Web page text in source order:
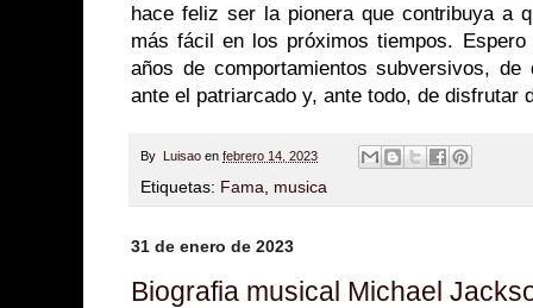
hace feliz ser la pionera que contribuya a
más fácil en los próximos tiempos.
años de comportamientos subversivos,
ante el patriarcado y, ante todo, de disfrutar
By Luisao en febrero 14, 2023
Etiquetas: Fama, musica
31 de enero de 2023
Biografia musical Michael